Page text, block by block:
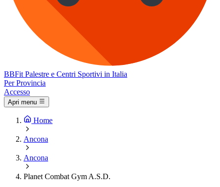
BBFit Palestre e Centri Sportivi in Italia
Per Provincia
Accesso
Apri menu
Home
Ancona
Ancona
Planet Combat Gym A.S.D.